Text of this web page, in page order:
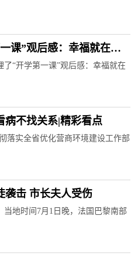
课”观后感：幸福就在我
“开学第一课”观后感：幸福就在
病不找关系|精彩看点
落实全省优化营商环境建设工作部
袭击 市长夫人受伤
当地时间7月1日晚，法国巴黎南部